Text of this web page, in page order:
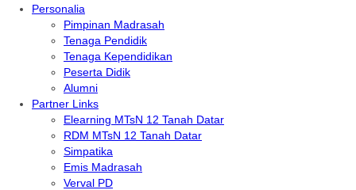
Personalia
Pimpinan Madrasah
Tenaga Pendidik
Tenaga Kependidikan
Peserta Didik
Alumni
Partner Links
Elearning MTsN 12 Tanah Datar
RDM MTsN 12 Tanah Datar
Simpatika
Emis Madrasah
Verval PD